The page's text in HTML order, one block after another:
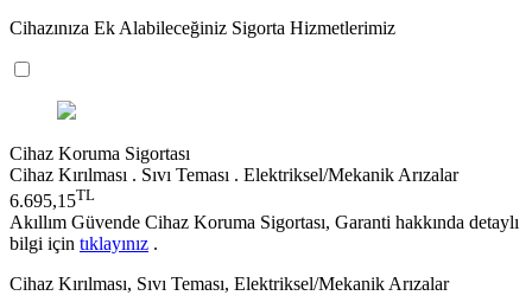
Cihazınıza Ek Alabileceğiniz Sigorta Hizmetlerimiz
Cihaz Koruma Sigortası
Cihaz Kırılması . Sıvı Teması . Elektriksel/Mekanik Arızalar
6.695,15TL
Akıllım Güvende Cihaz Koruma Sigortası, Garanti hakkında detaylı
bilgi için tıklayınız .
Cihaz Kırılması, Sıvı Teması, Elektriksel/Mekanik Arızalar